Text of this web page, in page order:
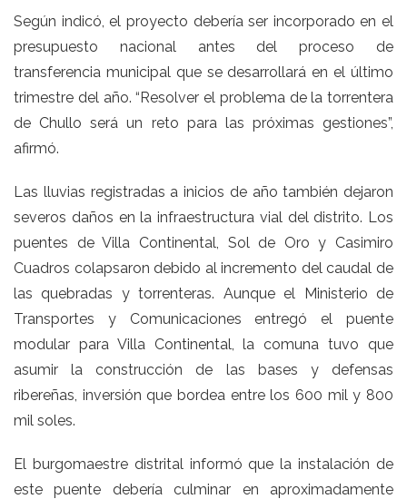
Según indicó, el proyecto debería ser incorporado en el
presupuesto nacional antes del proceso de
transferencia municipal que se desarrollará en el último
trimestre del año. “Resolver el problema de la torrentera
de Chullo será un reto para las próximas gestiones”,
afirmó.
Las lluvias registradas a inicios de año también dejaron
severos daños en la infraestructura vial del distrito. Los
puentes de Villa Continental, Sol de Oro y Casimiro
Cuadros colapsaron debido al incremento del caudal de
las quebradas y torrenteras. Aunque el Ministerio de
Transportes y Comunicaciones entregó el puente
modular para Villa Continental, la comuna tuvo que
asumir la construcción de las bases y defensas
ribereñas, inversión que bordea entre los 600 mil y 800
mil soles.
El burgomaestre distrital informó que la instalación de
este puente debería culminar en aproximadamente